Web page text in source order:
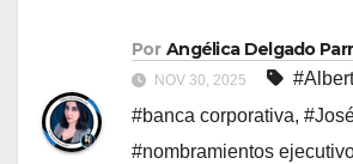
Por Angélica Delgado
NOV 30, 2025
#banca corporativa,
#nombramientos